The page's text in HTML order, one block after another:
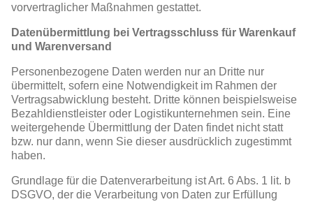
vorvertraglicher Maßnahmen gestattet.
Datenübermittlung bei Vertragsschluss für Warenkauf
und Warenversand
Personenbezogene Daten werden nur an Dritte nur
übermittelt, sofern eine Notwendigkeit im Rahmen der
Vertragsabwicklung besteht. Dritte können beispielsweise
Bezahldienstleister oder Logistikunternehmen sein. Eine
weitergehende Übermittlung der Daten findet nicht statt
bzw. nur dann, wenn Sie dieser ausdrücklich zugestimmt
haben.
Grundlage für die Datenverarbeitung ist Art. 6 Abs. 1 lit. b
DSGVO, der die Verarbeitung von Daten zur Erfüllung